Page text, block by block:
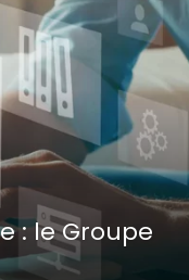
: le Groupe